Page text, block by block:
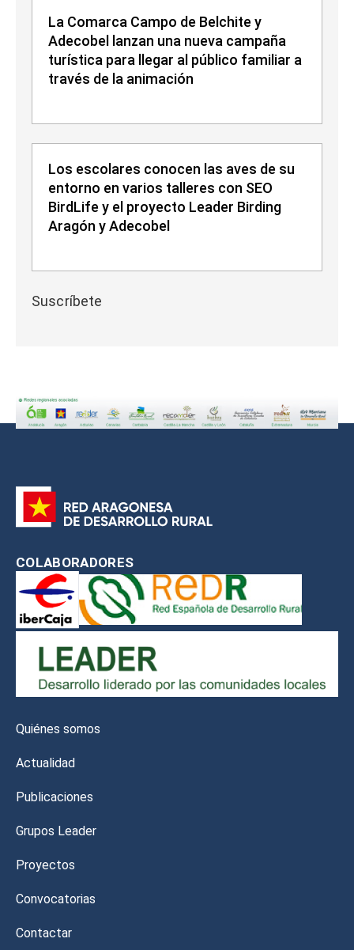
La Comarca Campo de Belchite y
Adecobel lanzan una nueva campaña
turística para llegar al público familiar a
través de la animación
Los escolares conocen las aves de su
entorno en varios talleres con SEO
BirdLife y el proyecto Leader Birding
Aragón y Adecobel
Suscríbete
COLABORADORES
Quiénes somos
Actualidad
Publicaciones
Grupos Leader
Proyectos
Convocatorias
Contactar